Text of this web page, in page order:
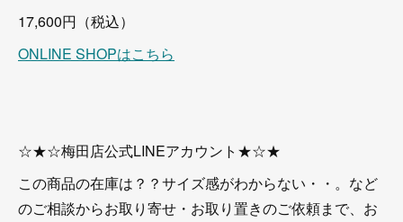
17,600円（税込）
ONLINE SHOPはこちら
☆★☆梅田店公式LINEアカウント★☆★
この商品の在庫は？？サイズ感がわからない・・。など
のご相談からお取り寄せ・お取り置きのご依頼まで、お